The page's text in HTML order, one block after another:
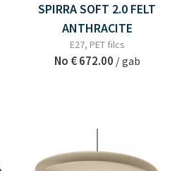
SPIRRA SOFT 2.0 FELT
ANTHRACITE
E27, PET filcs
No € 672.00 / gab